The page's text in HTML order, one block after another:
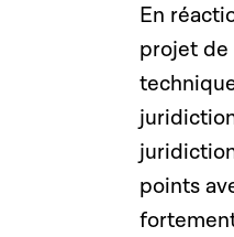
En
projet de
points